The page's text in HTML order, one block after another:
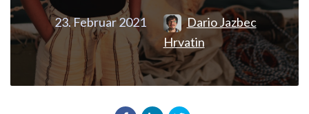
23. Februar 2021
Dario Jazbec
Hrvatin